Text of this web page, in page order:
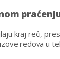
kraj reči,
redova u